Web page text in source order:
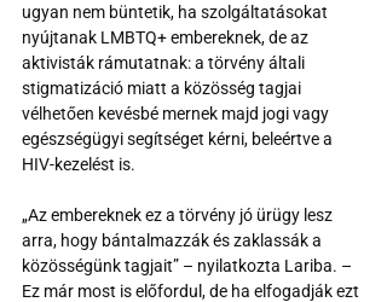
ugyan nem büntetik, ha szolgáltatásokat
nyújtanak LMBTQ+ embereknek, de az
aktivisták rámutatnak: a törvény általi
stigmatizáció miatt a közösség tagjai
vélhetően kevésbé mernek majd jogi vagy
egészségügyi segítséget kérni, beleértve a
HIV-kezelést is.
„Az embereknek ez a törvény jó ürügy lesz
arra, hogy bántalmazzák és zaklassák a
közösségünk tagjait” – nyilatkozta Lariba. –
Ez már most is előfordul, de ha elfogadják ezt